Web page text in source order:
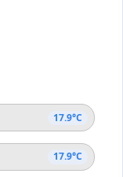
17.9°C
17.9°C